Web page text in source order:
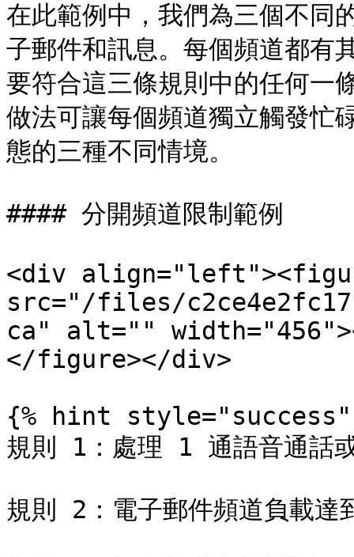
在此範例中，我們為三個不同
子郵件和訊息。每個頻道都有
要符合這三條規則中的任何一
做法可讓每個頻道獨立觸發忙
態的三種不同情境。
#### 分開頻道限制範例
<div
src="/files/
ca" alt=""
</figure></div>
{% hint style="success"
規則 1：處理 1 通語音通話
規則 2：電子郵件頻道負載達